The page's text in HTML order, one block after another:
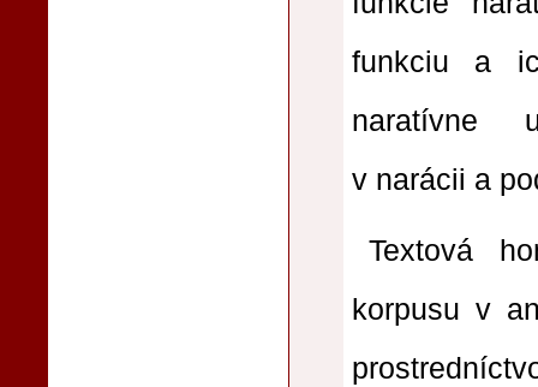
funkciu a
naratívne
v narácii a
Textová
korpusu v